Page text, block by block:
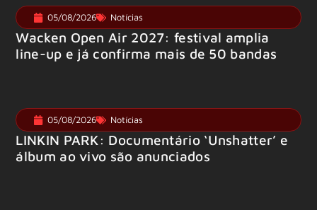
05/08/2026 Notícias
Wacken Open Air 2027: festival amplia
line-up e já confirma mais de 50 bandas
05/08/2026 Notícias
LINKIN PARK: Documentário ‘Unshatter’ e
álbum ao vivo são anunciados